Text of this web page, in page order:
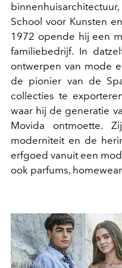
School voor Kunsten
1972 opende hij een
familiebedrijf. In
ontwerpen van mode
de pionier van de
collecties te
waar hij de generatie
Movida ontmoette.
moderniteit en de
erfgoed vanuit een
ook parfums,